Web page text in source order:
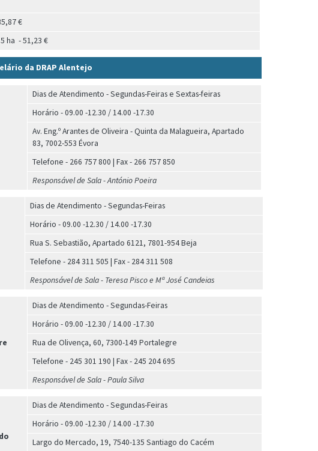
€
- 51,23 €
da DRAP Alentejo
Dias de Atendimento - Segundas-Feiras e Sextas-feiras
Horário - 09.00 -12.30 / 14.00 -17.30
Av. Eng.º Arantes de Oliveira - Quinta da Malagueira, Apartado
83, 7002-553 Évora
Telefone - 266 757 800 | Fax - 266 757 850
Responsável de Sala - António Poeira
Dias de Atendimento - Segundas-Feiras
Horário - 09.00 -12.30 / 14.00 -17.30
Rua S. Sebastião, Apartado 6121, 7801-954 Beja
Telefone - 284 311 505 | Fax - 284 311 508
Responsável de Sala - Teresa Pisco e Mª José Candeias
Dias de Atendimento - Segundas-Feiras
Horário - 09.00 -12.30 / 14.00 -17.30
Rua de Olivença, 60, 7300-149 Portalegre
Telefone - 245 301 190 | Fax - 245 204 695
Responsável de Sala - Paula Silva
Dias de Atendimento - Segundas-Feiras
Horário - 09.00 -12.30 / 14.00 -17.30
Largo do Mercado, 19, 7540-135 Santiago do Cacém